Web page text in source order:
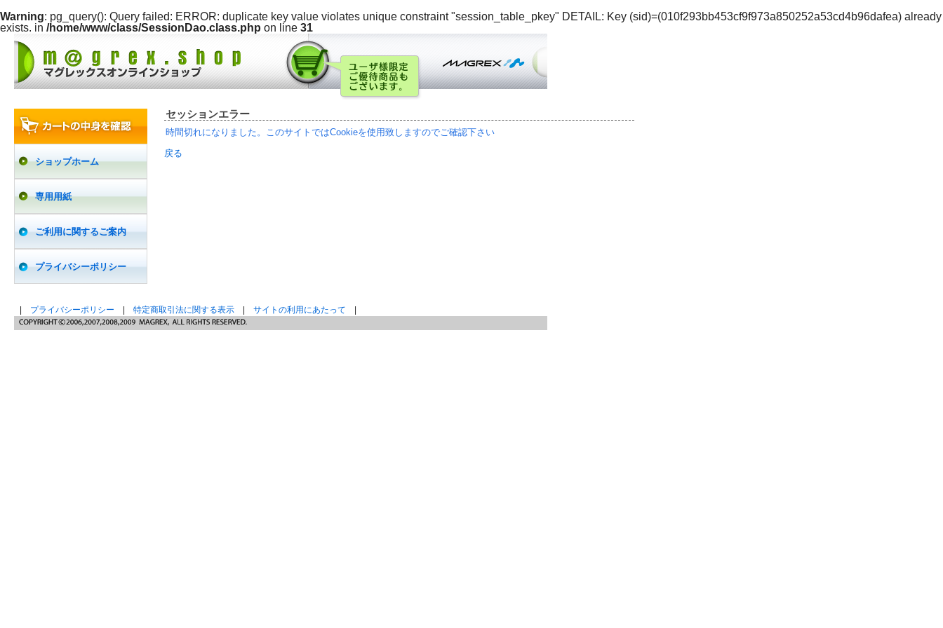
Warning: pg_query(): Query failed: ERROR: duplicate key value violates unique constraint "session_table_pkey" DETAIL: Key (sid)=(010f293bb453cf9f973a850252a53cd4b96dafea) already
exists. in /home/www/class/SessionDao.class.php on line 31
ショップホーム
専用用紙
ご利用に関するご案内
プライバシーポリシー
セッションエラー
時間切れになりました。このサイトではCookieを使用致しますのでご確認下さい
戻る
プライバシーポリシー 特定商取引法に関する表示 サイトの利用にあたって